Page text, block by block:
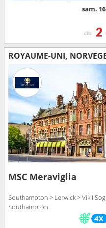
sam.
dès 2
ROYAUME-UNI,
MSC Meraviglia
Southampton > Lerwick > Vik I
Southampton